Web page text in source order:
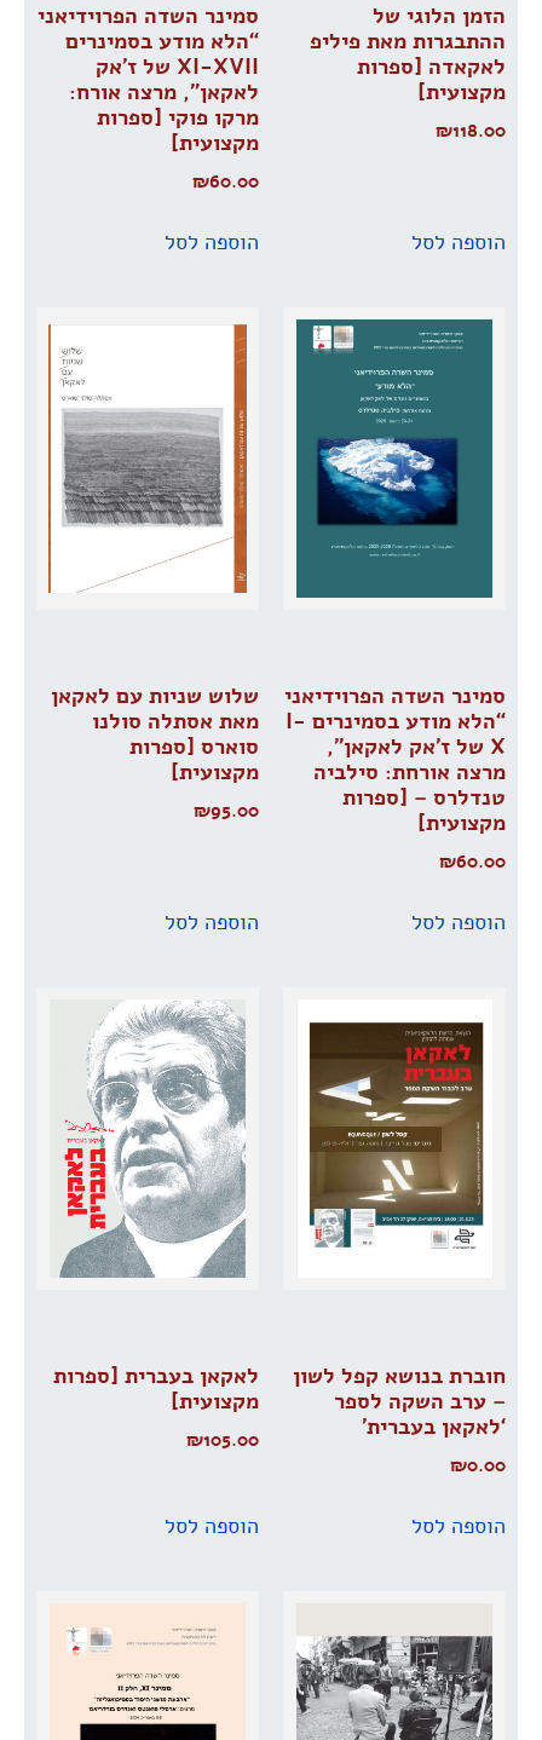
הזמן הלוגי של
ההתבגרות מאת פיליפ
לאקאדה [ספרות
מקצועית]
₪118.00
הוספה לסל
סמינר השדה הפרוידיאני
“הלא מודע בסמינרים
XI-XVII של ז’אק
לאקאן”, מרצה אורח:
מרקו פוקי [ספרות
מקצועית]
₪60.00
הוספה לסל
סמינר השדה הפרוידיאני
“הלא מודע בסמינרים I-
X של ז’אק לאקאן”,
מרצה אורחת: סילביה
טנדלרס – [ספרות
מקצועית]
₪60.00
הוספה לסל
שלוש שניות עם לאקאן
מאת אסתלה סולנו
סוארס [ספרות
מקצועית]
₪95.00
הוספה לסל
חוברת בנושא קפל לשון
– ערב השקה לספר
‘לאקאן בעברית’
₪0.00
הוספה לסל
לאקאן בעברית [ספרות
מקצועית]
₪105.00
הוספה לסל